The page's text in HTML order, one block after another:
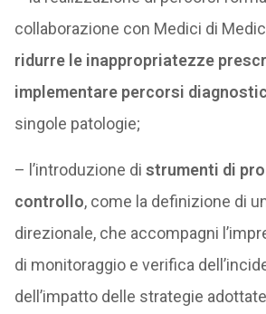
collaborazione con Medici di
ridurre le inappropriatezze
implementare percorsi
singole patologie;
– l’introduzione di strumenti di
controllo, come la definizione di
direzionale, che accompagni
di monitoraggio e verifica
dell’impatto delle strategie